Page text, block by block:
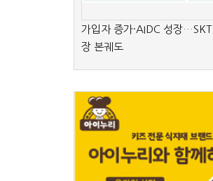
가입자 증가·AIDC 성장
장 본궤도